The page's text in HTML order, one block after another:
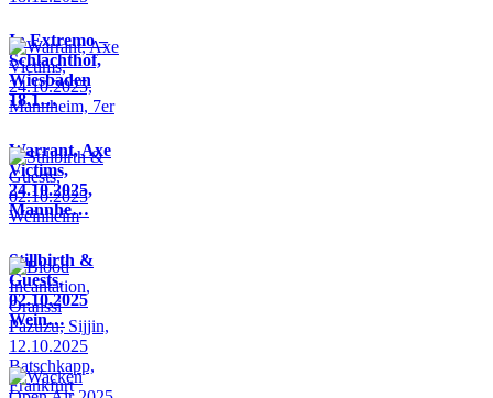
In Extremo –
Schlachthof,
Wiesbaden
18.1…
Warrant, Axe
Victims,
24.10.2025,
Mannhe…
Stillbirth &
Guests,
02.10.2025
Wein…